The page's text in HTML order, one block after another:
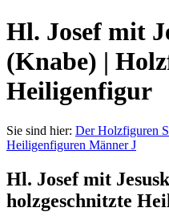
Hl. Josef mit
(Knabe) |
Heiligenfigur
Sie sind hier: Der Holzfiguren
Heiligenfiguren Männer J
Hl. Josef mit
holzgeschnitzte